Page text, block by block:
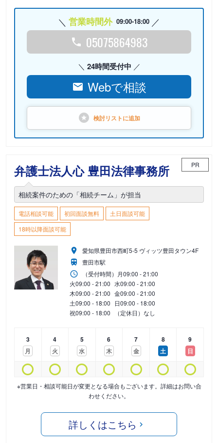
営業時間外 09:00-18:00
05075864983
24時間受付中
Webで相談
検討リストに追加
弁護士法人心 豊田法律事務所 PR
相続案件のための「相続チーム」が担当
電話相談可能 初回面談無料
土日面談可能
18時以降面談可能
愛知県豊田市西町5-5 ヴィッツ豊田タウン4F
豊田市駅
（受付時間） 月09:00 - 21:00
火09:00 - 21:00 水09:00 - 21:00
木09:00 - 21:00 金09:00 - 21:00
土09:00 - 18:00 日09:00 - 18:00
祝09:00 - 18:00 （定休日）なし
3
月
4
火
5
水
6
木
7
金
8
土
9
日
※営業日・相談可能日が変更となる場合もございます。詳細はお問い合
わせください。
詳しくはこちら